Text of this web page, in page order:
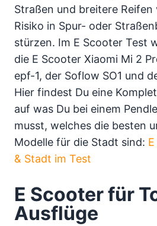
Straßen und breitere
Risiko in Spur- oder
stürzen. Im E Scooter Test
die E Scooter Xiaomi Mi 2
epf-1, der Soflow SO1 und
Hier findest Du eine
auf was Du bei einem
musst, welches die besten
Modelle für die Stadt sind:
& Stadt im Test
E Scooter für
Ausflüge